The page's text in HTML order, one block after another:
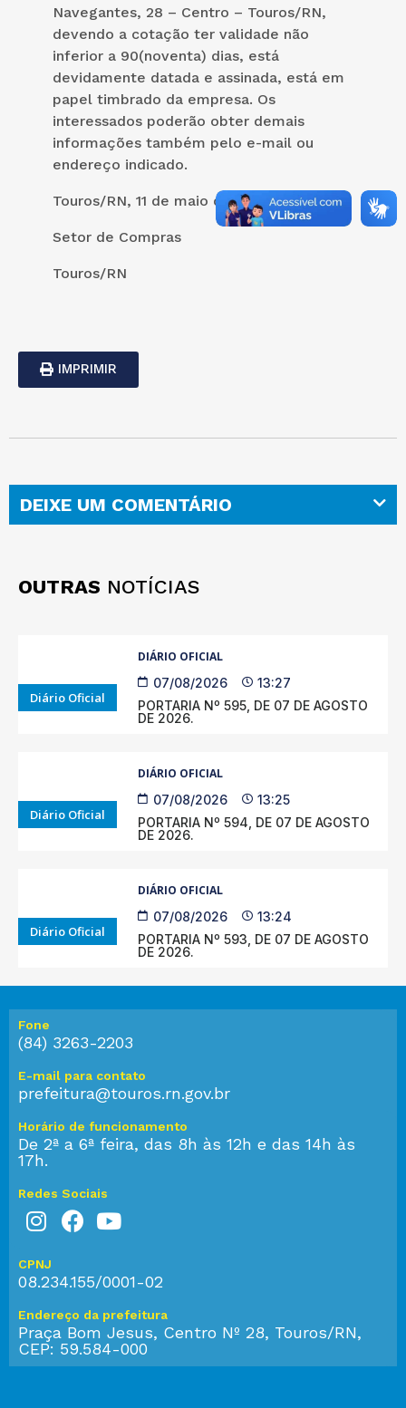
Navegantes, 28 – Centro – Touros/RN,
devendo a cotação ter validade não
inferior a 90(noventa) dias, está
devidamente datada e assinada, está em
papel timbrado da empresa. Os
interessados poderão obter demais
informações também pelo e-mail ou
endereço indicado.
Touros/RN, 11 de maio de 2022.
Setor de Compras
Touros/RN
IMPRIMIR
DEIXE UM COMENTÁRIO
OUTRAS NOTÍCIAS
Diário Oficial
DIÁRIO OFICIAL
07/08/2026
13:27
PORTARIA Nº 595, DE 07 DE AGOSTO
DE 2026.
Diário Oficial
DIÁRIO OFICIAL
07/08/2026
13:25
PORTARIA Nº 594, DE 07 DE AGOSTO
DE 2026.
Diário Oficial
DIÁRIO OFICIAL
07/08/2026
13:24
PORTARIA Nº 593, DE 07 DE AGOSTO
DE 2026.
Fone
(84) 3263-2203
E-mail para contato
prefeitura@touros.rn.gov.br
Horário de funcionamento
De 2ª a 6ª feira, das 8h às 12h e das 14h às
17h.
Redes Sociais
CPNJ
08.234.155/0001-02
Endereço da prefeitura
Praça Bom Jesus, Centro Nº 28, Touros/RN,
CEP: 59.584-000